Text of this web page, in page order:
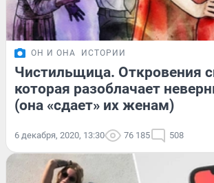
ОН И ОНА ИСТОРИИ
Чистильщица. Откровения
которая разоблачает
(она «сдает» их женам)
6 декабря, 2020, 13:30 76 185 508